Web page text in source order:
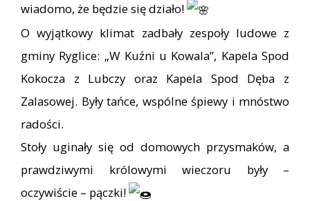
wiadomo, że będzie się działo!
O wyjątkowy klimat zadbały zespoły ludowe z
gminy Ryglice: „W Kuźni u Kowala”, Kapela Spod
Kokocza z Lubczy oraz Kapela Spod Dęba z
Zalasowej. Były tańce, wspólne śpiewy i mnóstwo
radości.
Stoły uginały się od domowych przysmaków, a
prawdziwymi królowymi wieczoru były –
oczywiście – pączki!